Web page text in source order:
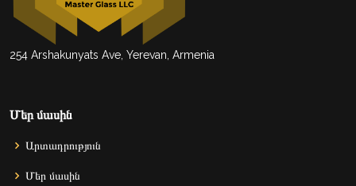
254 Arshakunyats Ave, Yerevan, Armenia
Մեր մասին
Արտադրություն
Մեր մասին